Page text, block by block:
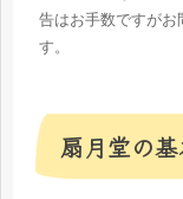
告はお手数ですがお
す。
扇月堂の